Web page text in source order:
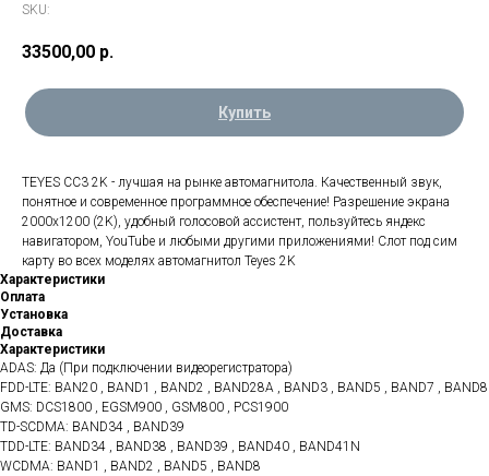
SKU:
33500,00 р.
Купить
TEYES CC3 2K - лучшая на рынке автомагнитола. Качественный звук,
понятное и современное программное обеспечение! Разрешение экрана
2000х1200 (2K), удобный голосовой ассистент, пользуйтесь яндекс
навигатором, YouTube и любыми другими приложениями! Слот под сим
карту во всех моделях автомагнитол Teyes 2K
Характеристики
Оплата
Установка
Доставка
Характеристики
ADAS: Да (При подключении видеорегистратора)
FDD-LTE: BAN20 , BAND1 , BAND2 , BAND28A , BAND3 , BAND5 , BAND7 , BAND8
GMS: DCS1800 , EGSM900 , GSM800 , PCS1900
TD-SCDMA: BAND34 , BAND39
TDD-LTE: BAND34 , BAND38 , BAND39 , BAND40 , BAND41N
WCDMA: BAND1 , BAND2 , BAND5 , BAND8